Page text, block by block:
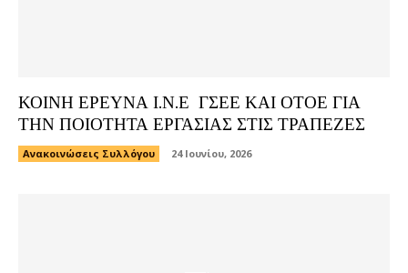
ΚΟΙΝΗ ΕΡΕΥΝΑ Ι.Ν.Ε ΓΣΕΕ ΚΑΙ ΟΤΟΕ ΓΙΑ
ΤΗΝ ΠΟΙΟΤΗΤΑ ΕΡΓΑΣΙΑΣ ΣΤΙΣ ΤΡΑΠΕΖΕΣ
Ανακοινώσεις Συλλόγου 24 Ιουνίου, 2026